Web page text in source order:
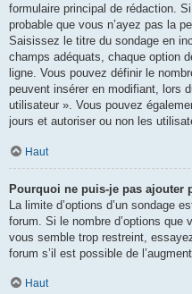
formulaire principal de rédaction.
probable que vous n’ayez pas la
Saisissez le titre du sondage en
champs adéquats, chaque option
ligne. Vous pouvez définir le
peuvent insérer en modifiant, lors
utilisateur ». Vous pouvez
jours et autoriser ou non les
Haut
Pourquoi ne puis-je pas ajouter
La limite d’options d’un sondage
forum. Si le nombre d’options que
vous semble trop restreint,
forum s’il est possible de
Haut